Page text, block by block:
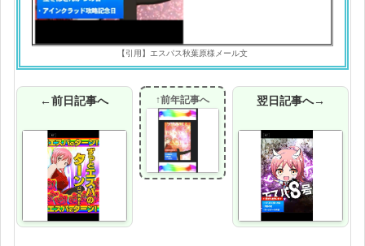
【引用】エスパス秋葉原様メール文
←前日記事へ ↑前年記事へ 翌日記事へ→